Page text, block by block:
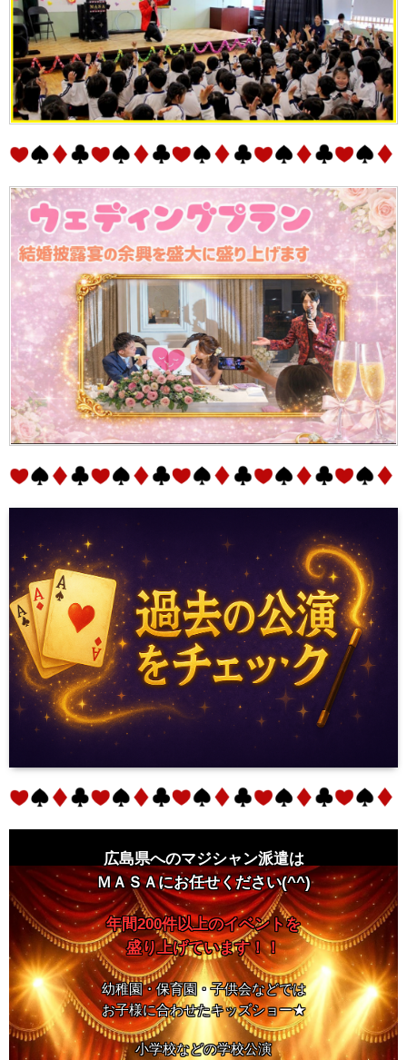
広島県へのマジシャン派遣は
ＭＡＳＡにお任せください(^^)
年間200件以上のイベントを
盛り上げています！！
幼稚園・保育園・子供会などでは
お子様に合わせたキッズショー★
小学校などの学校公演